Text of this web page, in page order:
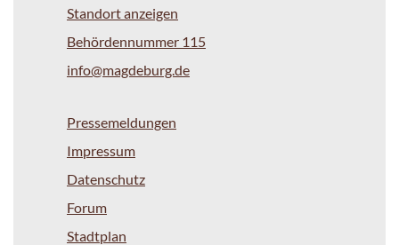
Standort anzeigen
Behördennummer 115
info@magdeburg.de
Pressemeldungen
Impressum
Datenschutz
Forum
Stadtplan